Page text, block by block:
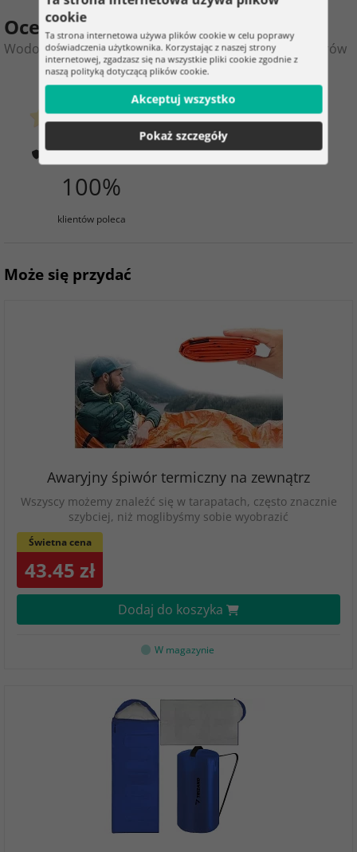
Ocena produktu
Wodoodporny plecak survivalowy - Turystyczny 28 Litrów
0
Jak weryfikujemy oceny?
3
klientów już kupiło
100%
klientów poleca
Może się przydać
Awaryjny śpiwór termiczny na zewnątrz
Wszyscy możemy znaleźć się w tarapatach, często znacznie
szybciej, niż moglibyśmy sobie wyobrazić
Świetna cena
43.45 zł
Dodaj do koszyka
W magazynie
cookie
Ta strona internetowa używa plików cookie w celu poprawy
doświadczenia użytkownika. Korzystając z naszej strony
internetowej, zgadzasz się na wszystkie pliki cookie zgodnie z
naszą polityką dotyczącą plików cookie.
Akceptuj wszystko
Pokaż szczegóły